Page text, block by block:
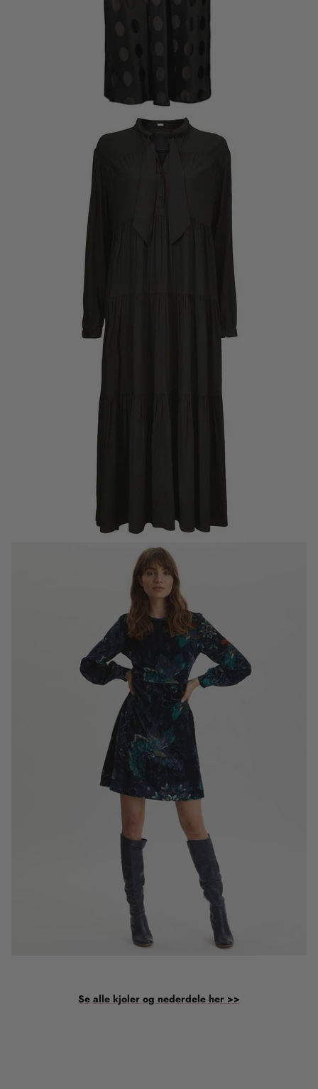
Se alle kjoler og nederdele her >>